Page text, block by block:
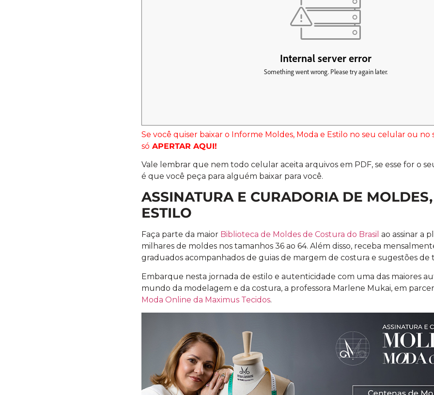
Se você quiser baixar o Informe Moldes, Moda e Estilo no seu celular ou
só APERTAR AQUI!
Vale lembrar que nem todo celular aceita arquivos em PDF, se esse for o
é que você peça para alguém baixar para você.
ASSINATURA E CURADORIA DE
ESTILO
Faça parte da maior Biblioteca de Moldes de Costura do Brasil ao assinar a
milhares de moldes nos tamanhos 36 ao 64. Além disso, receba
graduados acompanhados de guias de margem de costura e sugestões de
Embarque nesta jornada de estilo e autenticidade com uma das maiores
mundo da modelagem e da costura, a professora Marlene Mukai, em
Moda Online da Maximus Tecidos.